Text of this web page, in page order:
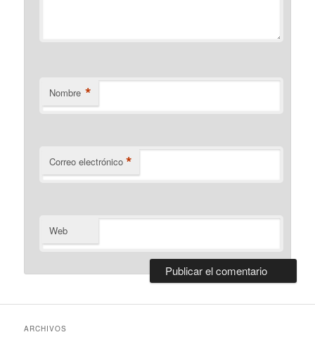
Nombre *
Correo electrónico *
Web
ARCHIVOS